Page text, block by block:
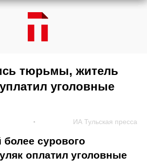
тюрьмы, житель
уголовные
ИА Тульская пресса
более сурового
оплатил уголовные